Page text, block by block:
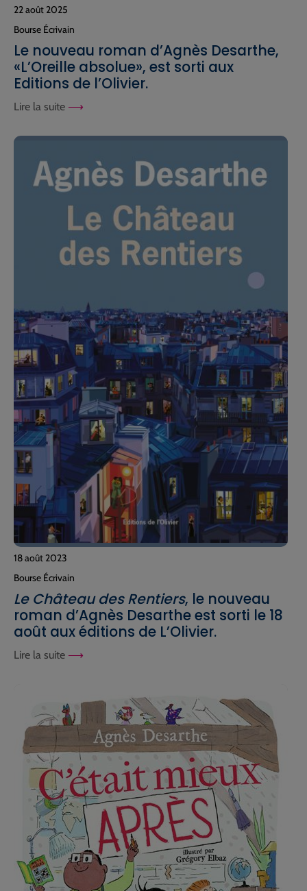
22 août 2025
Bourse Écrivain
Le nouveau roman d’Agnès Desarthe,
«L’Oreille absolue», est sorti aux
Editions de l’Olivier.
Lire la suite
18 août 2023
Bourse Écrivain
Le Château des Rentiers, le nouveau
roman d’Agnès Desarthe est sorti le 18
août aux éditions de L’Olivier.
Lire la suite